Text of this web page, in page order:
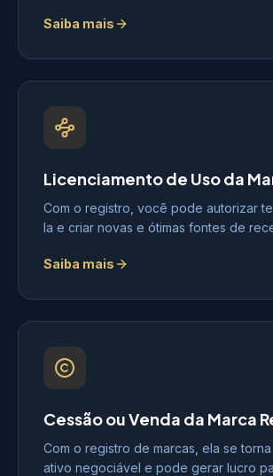
Saiba mais
Licenciamento de Uso da
Com o registro, você pode autorizar
la e criar novas e ótimas fontes de
Saiba mais
Cessão ou Venda da Marca
Com o registro de marcas, ela se
ativo negociável e pode gerar lucro